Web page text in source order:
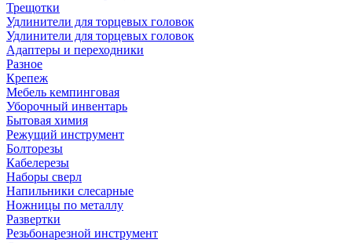
Трещотки
Удлинители для торцевых головок
Удлинители для торцевых головок
Адаптеры и переходники
Разное
Крепеж
Мебель кемпинговая
Уборочный инвентарь
Бытовая химия
Режущий инструмент
Болторезы
Кабелерезы
Наборы сверл
Напильники слесарные
Ножницы по металлу
Развертки
Резьбонарезной инструмент